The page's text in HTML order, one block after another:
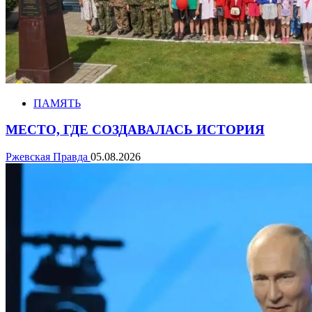
ПАМЯТЬ
МЕСТО, ГДЕ СОЗДАВАЛАСЬ ИСТОРИЯ
Ржевская Правда 05.08.2026